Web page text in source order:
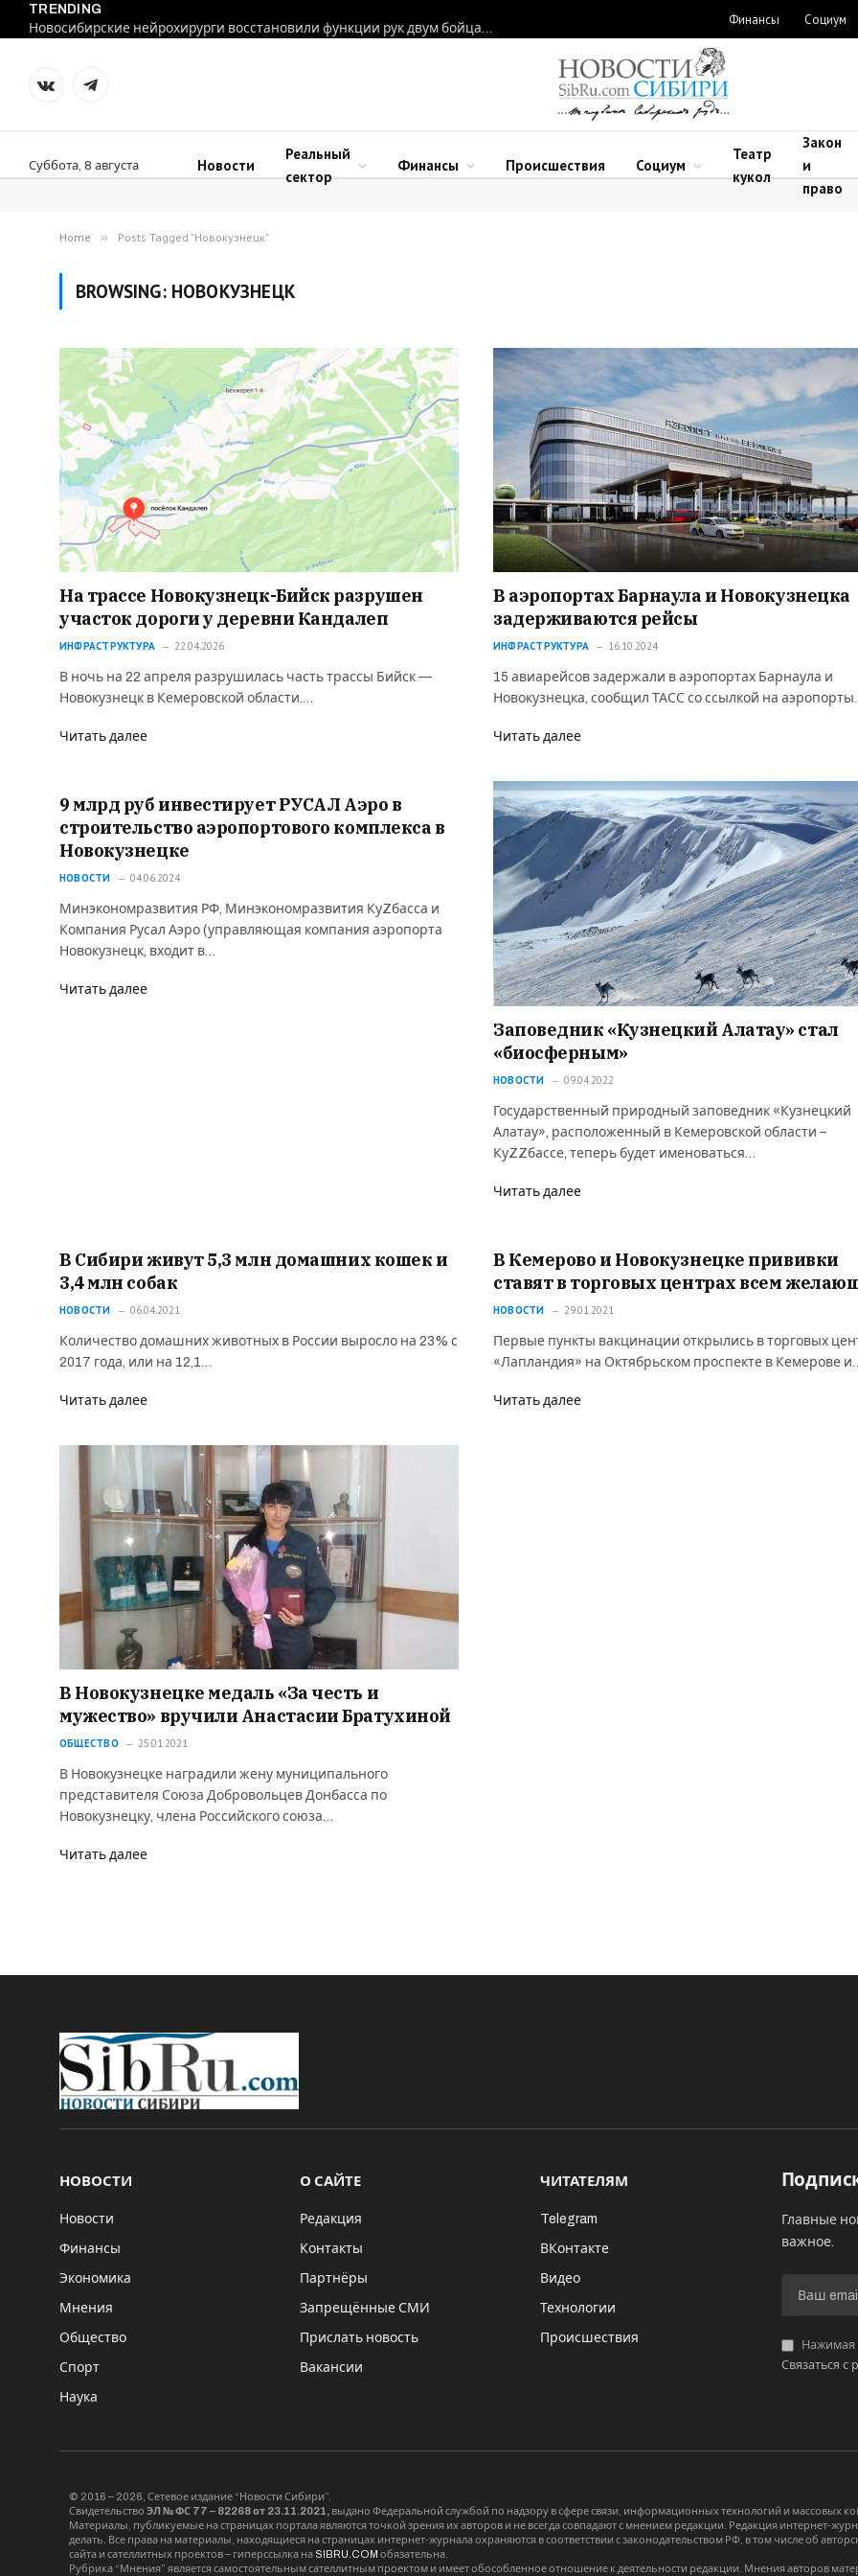
TRENDING
Новосибирские нейрохирурги восстановили функции рук двум бойцам после минно-взрывных травм
Финансы Социум
VKontakteTelegram
Суббота, 8 августа Новости
Реальный
сектор
Финансы Происшествия Социум
Театр
кукол
Закон
и
право
Home » Posts Tagged "Новокузнецк"
BROWSING: НОВОКУЗНЕЦК
На трассе Новокузнецк-Бийск разрушен
участок дороги у деревни Кандалеп
ИНФРАСТРУКТУРА 22.04.2026
В ночь на 22 апреля разрушилась часть трассы Бийск —
Новокузнецк в Кемеровской области.…
Читать далее
В аэропортах Барнаула и Новокузнецка
задерживаются рейсы
ИНФРАСТРУКТУРА 16.10.2024
15 авиарейсов задержали в аэропортах Барнаула и
Новокузнецка, сообщил ТАСС со ссылкой на аэропорты.
Читать далее
9 млрд руб инвестирует РУСАЛ Аэро в
строительство аэропортового комплекса в
Новокузнецке
НОВОСТИ 04.06.2024
Минэкономразвития РФ, Минэкономразвития КуZбасса и
Компания Русал Аэро (управляющая компания аэропорта
Новокузнецк, входит в…
Читать далее
Заповедник «Кузнецкий Алатау» стал
«биосферным»
НОВОСТИ 09.04.2022
Государственный природный заповедник «Кузнецкий
Алатау», расположенный в Кемеровской области –
КуZZбассе, теперь будет именоваться…
Читать далее
В Сибири живут 5,3 млн домашних кошек и
3,4 млн собак
НОВОСТИ 06.04.2021
Количество домашних животных в России выросло на 23% с
2017 года, или на 12,1…
Читать далее
В Кемерово и Новокузнецке прививки
ставят в торговых центрах всем
НОВОСТИ 29.01.2021
Первые пункты вакцинации открылись в торговых
«Лапландия» на Октябрьском проспекте в Кемерове и…
Читать далее
В Новокузнецке медаль «За честь и
мужество» вручили Анастасии Братухиной
ОБЩЕСТВО 25.01.2021
В Новокузнецке наградили жену муниципального
представителя Союза Добровольцев Донбасса по
Новокузнецку, члена Российского союза…
Читать далее
НОВОСТИ
Новости
Финансы
Экономика
Мнения
Общество
Спорт
Наука
О САЙТЕ
Редакция
Контакты
Партнёры
Запрещённые СМИ
Прислать новость
Вакансии
ЧИТАТЕЛЯМ
Telegram
ВКонтакте
Видео
Технологии
Происшествия
Главные
важное.
Нажимая
Связаться с
© 2016 – 2026, Сетевое издание “Новости Сибири”.
Свидетельство ЭЛ № ФС 77 – 82268 от 23.11.2021, выдано Федеральной службой по надзору в сфере связи, информационных технологий и массовых
Материалы, публикуемые на страницах портала являются точкой зрения их авторов и не всегда совпадают с мнением редакции. Редакция интернет-
делать. Все права на материалы, находящиеся на страницах интернет-журнала охраняются в соответствии с законодательством РФ, в том числе об
сайта и сателлитных проектов – гиперссылка на SIBRU.COM обязательна.
Рубрика “Мнения” является самостоятельным сателлитным проектом и имеет обособленное отношение к деятельности редакции. Мнения авторов